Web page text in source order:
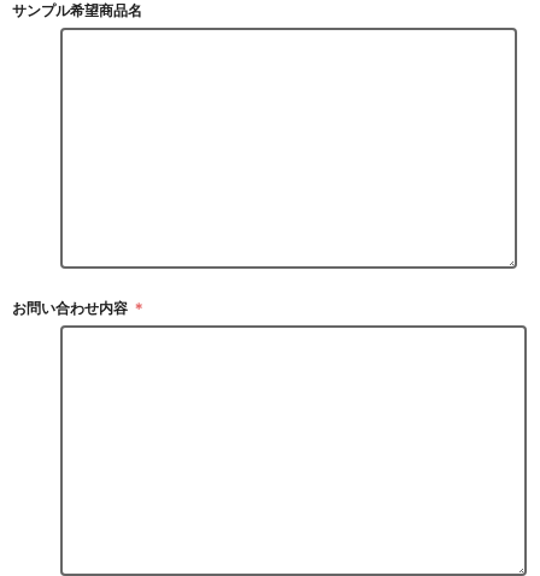
サンプル希望商品名
お問い合わせ内容 ＊